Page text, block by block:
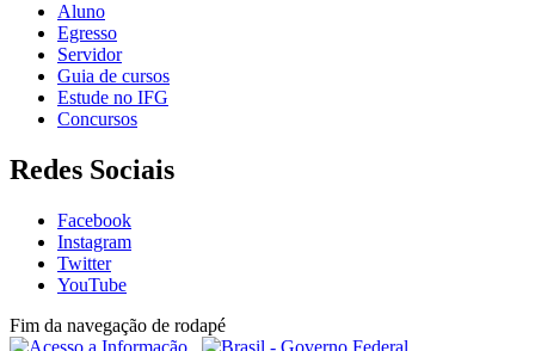
Aluno
Egresso
Servidor
Guia de cursos
Estude no IFG
Concursos
Redes Sociais
Facebook
Instagram
Twitter
YouTube
Fim da navegação de rodapé